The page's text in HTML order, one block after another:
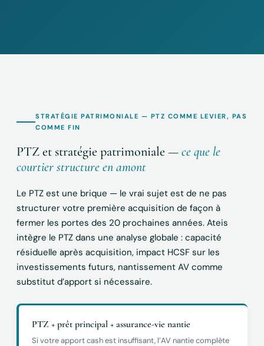
STRATÉGIE PATRIMONIALE — PTZ COMME LEVIER, PAS
COMME FIN
PTZ et stratégie patrimoniale —ce que le
courtier structure en amont
Le PTZ est une brique — le vrai sujet est de ne pas
structurer votre première acquisition de façon à
fermer les portes des 20 prochaines années. Ateis
intègre le PTZ dans une analyse globale : capacité
résiduelle après acquisition, impact HCSF sur les
investissements futurs, nantissement AV comme
substitut d’apport si nécessaire.
PTZ + prêt principal + assurance-vie nantie
Si votre apport cash est insuffisant, l’AV nantie complète